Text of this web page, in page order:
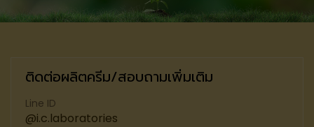
ติดต่อผลิตครีม/สอบถามเพิ่มเติม
Line ID
@i.c.laboratories